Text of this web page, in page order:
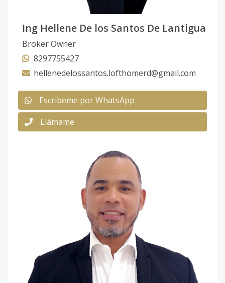
Ing Hellene De los Santos De Lantigua
Broker Owner
8297755427
hellenedelossantos.lofthomerd@gmail.com
Escribeme por WhatsApp
Llámame